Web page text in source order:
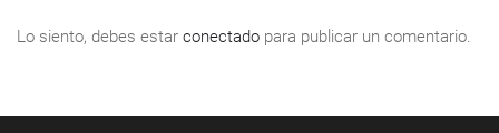
Lo siento, debes estar conectado para publicar un comentario.